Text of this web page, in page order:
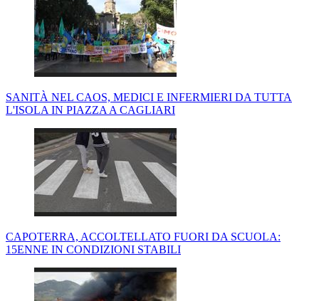
SANITÀ NEL CAOS, MEDICI E INFERMIERI DA TUTTA
L'ISOLA IN PIAZZA A CAGLIARI
CAPOTERRA, ACCOLTELLATO FUORI DA SCUOLA:
15ENNE IN CONDIZIONI STABILI